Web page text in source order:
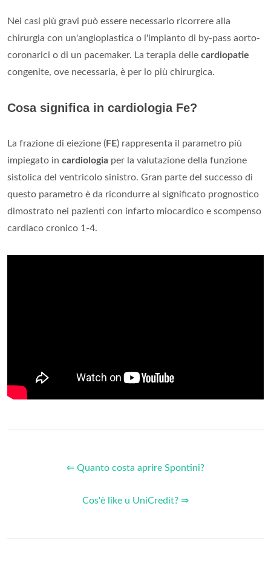
Nei casi più gravi può essere necessario ricorrere alla
chirurgia con un'angioplastica o l'impianto di by-pass aorto-
coronarici o di un pacemaker. La terapia delle cardiopatie
congenite, ove necessaria, è per lo più chirurgica.
Cosa significa in cardiologia Fe?
La frazione di eiezione (FE) rappresenta il parametro più
impiegato in cardiologia per la valutazione della funzione
sistolica del ventricolo sinistro. Gran parte del successo di
questo parametro è da ricondurre al significato prognostico
dimostrato nei pazienti con infarto miocardico e scompenso
cardiaco cronico 1-4.
⇐ Quanto costa aprire Spontini?
Cos'è like u UniCredit? ⇒